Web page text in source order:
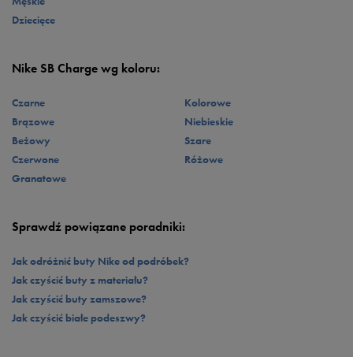
Szeroka gama kolorystyczna sprawia, że każdy znajdzie coś dla siebie. Dla
ceniących klasyczne, uniwersalne rozwiązania, doskonałym wyborem będą
lub turkus. Uwielbiasz printy i niebanalne wzory? W takim razie wybierz
zwieńcza kultowe logo Swoosh, które potwierdza najwyższą jakość
wykonania.
każdym wydaniu pozwolą Ci czuć się stylowo i komfortowo.
Dziecięce
Nike SB Charge wg koloru:
Czarne
Brązowe
Beżowy
Czerwone
Granatowe
Kolorowe
Niebieskie
Szare
Różowe
Sprawdź powiązane poradniki:
Jak odróżnić buty Nike od podróbek?
Jak czyścić buty z materiału?
Jak czyścić buty zamszowe?
Jak czyścić białe podeszwy?